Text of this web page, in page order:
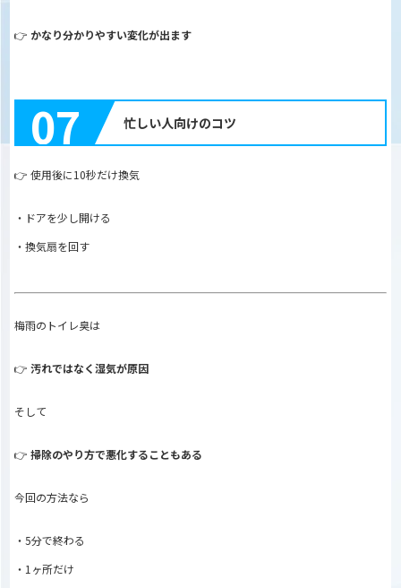
👉 かなり分かりやすい変化が出ます
07 忙しい人向けのコツ
👉 使用後に10秒だけ換気
・ドアを少し開ける
・換気扇を回す
梅雨のトイレ臭は
👉汚れではなく湿気が原因
そして
👉掃除のやり方で悪化することもある
今回の方法なら
・5分で終わる
・1ヶ所だけ